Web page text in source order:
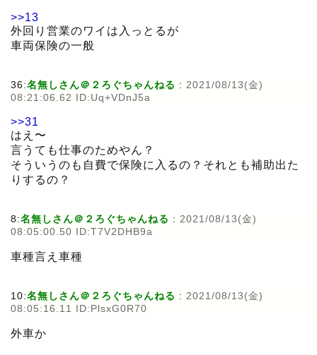
>>13
外回り営業のワイは入っとるが
車両保険の一般
36:名無しさん＠２ろぐちゃんねる : 2021/08/13(金)
08:21:06.62 ID:Uq+VDnJ5a
>>31
はえ〜
言うても仕事のためやん？
そういうのも自費で保険に入るの？それとも補助出た
りするの？
8:名無しさん＠２ろぐちゃんねる : 2021/08/13(金)
08:05:00.50 ID:T7V2DHB9a
車種言え車種
10:名無しさん＠２ろぐちゃんねる : 2021/08/13(金)
08:05:16.11 ID:PlsxG0R70
外車か